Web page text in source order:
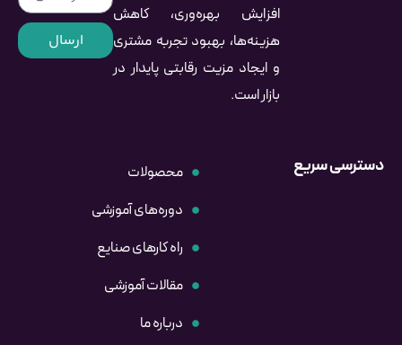
افزایش بهره‌وری، کاهش
هزینه‌ها، بهبود تجربه مشتری
و ایجاد مزیت رقابتی پایدار در
بازار است.
ارسال
دسترسی سریع
محصولات
دوره‌های آموزشی
راه کارهای صنایع
مقالات آموزشی
درباره ما